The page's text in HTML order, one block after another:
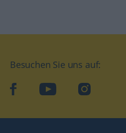
Besuchen Sie uns auf:
facebookYouTube Instagram